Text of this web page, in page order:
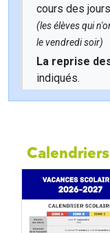
cours des
(les élèves qui
le vendredi soir)
La reprise
indiqués.